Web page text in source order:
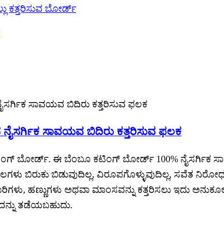
ಕತ್ತರಿಸುವ ಬೋರ್ಡ್
ಸಾವಯವ ಬಿದಿರು ಕತ್ತರಿಸುವ ಫಲಕ
ಬೋರ್ಡ್. ಈ ಬೆಂಬೂ ಕಟಿಂಗ್ ಬೋರ್ಡ್ 100% ನೈಸರ್ಗಿಕ
ಬಿರುಕು ಬಿಡುವುದಿಲ್ಲ, ವಿರೂಪಗೊಳ್ಳುವುದಿಲ್ಲ, ಸವೆತ
ಹಣ್ಣುಗಳು ಅಥವಾ ಮಾಂಸವನ್ನು ಕತ್ತರಿಸಲು ಇದು
ತಡೆಯಬಹುದು.